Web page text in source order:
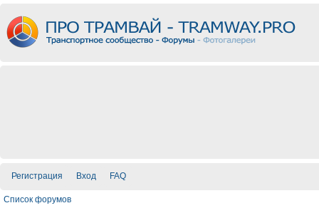
Регистрация Вход FAQ
Список форумов